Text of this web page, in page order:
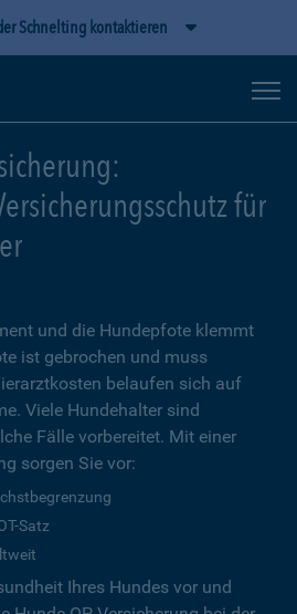
Schnelting kontaktieren
für
und die Hundepfote klemmt
ist gebrochen und muss
belaufen sich auf
Viele Hundehalter sind
Fälle vorbereitet. Mit einer
sorgen Sie vor:
Satz
Ihres Hundes vor und